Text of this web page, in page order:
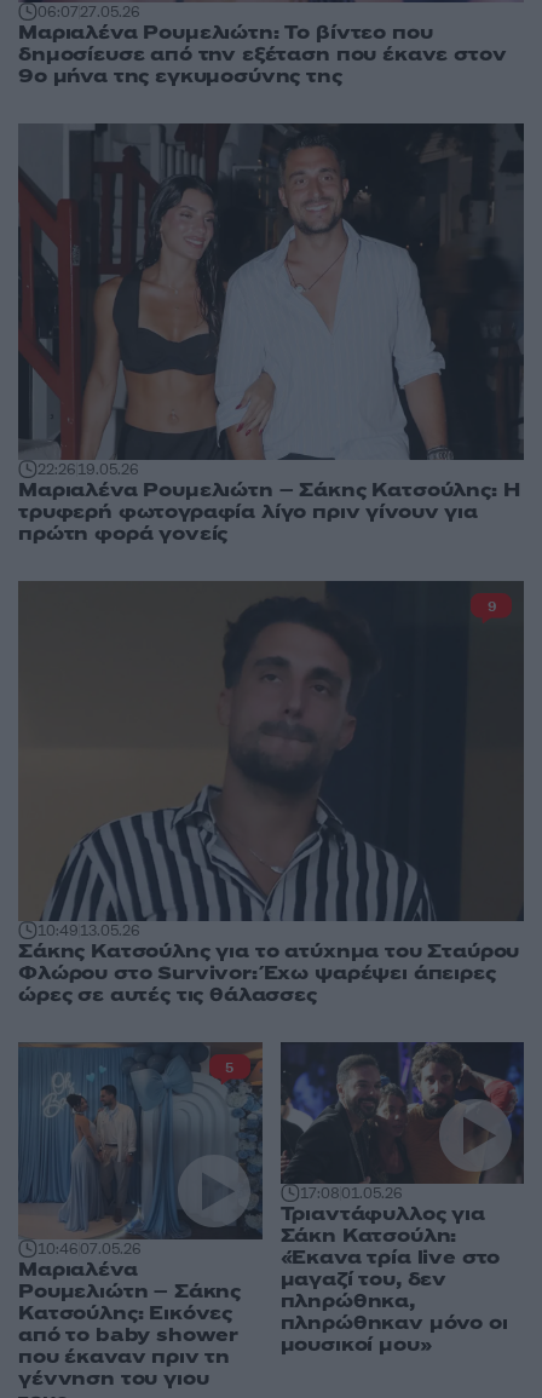
06:0727.05.26
Μαριαλένα Ρουμελιώτη: Το βίντεο που
δημοσίευσε από την εξέταση που έκανε στον
9ο μήνα της εγκυμοσύνης της
22:2619.05.26
Μαριαλένα Ρουμελιώτη – Σάκης Κατσούλης: Η
τρυφερή φωτογραφία λίγο πριν γίνουν για
πρώτη φορά γονείς
10:4913.05.26
Σάκης Κατσούλης για το ατύχημα του Σταύρου
Φλώρου στο Survivor: Έχω ψαρέψει άπειρες
ώρες σε αυτές τις θάλασσες
9
10:4607.05.26
Μαριαλένα
Ρουμελιώτη – Σάκης
Κατσούλης: Εικόνες
από το baby shower
που έκαναν πριν τη
γέννηση του γιου
5
17:0801.05.26
Τριαντάφυλλος για
Σάκη Κατσούλη:
«Έκανα τρία live στο
μαγαζί του, δεν
πληρώθηκα,
πληρώθηκαν μόνο οι
μουσικοί μου»